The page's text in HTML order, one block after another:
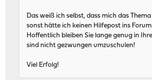
Das weiß ich selbst, dass mich das
sonst hätte ich keinen Hilfepost ins
Hoffentlich bleiben Sie lange genug in
sind nicht gezwungen umzuschulen!
Viel Erfolg!